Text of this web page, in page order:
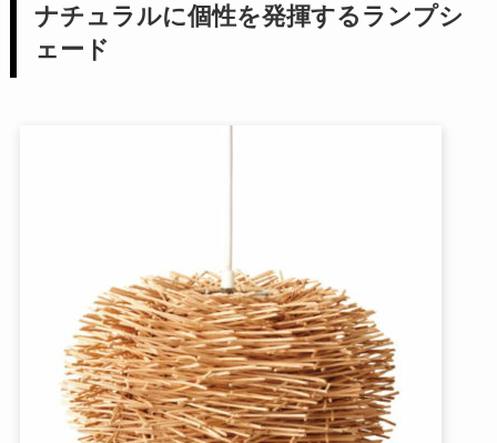
ナチュラルに個性を発揮するランプシ
ェード